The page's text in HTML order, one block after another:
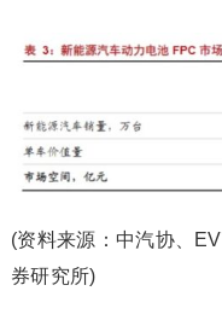
(资料来源：中汽协、
券研究所)